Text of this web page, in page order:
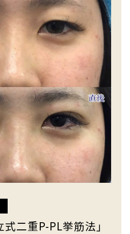
二重P-PL挙筋法」